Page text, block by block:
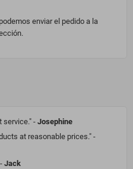
enviar el pedido a la
service." - Josephine
at reasonable prices." -
Jack